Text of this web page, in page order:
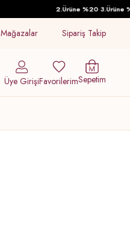
2.Ürüne %20 3.Ürüne
Mağazalar Sipariş Takip
Üye GirişiFavorilerimSepetim